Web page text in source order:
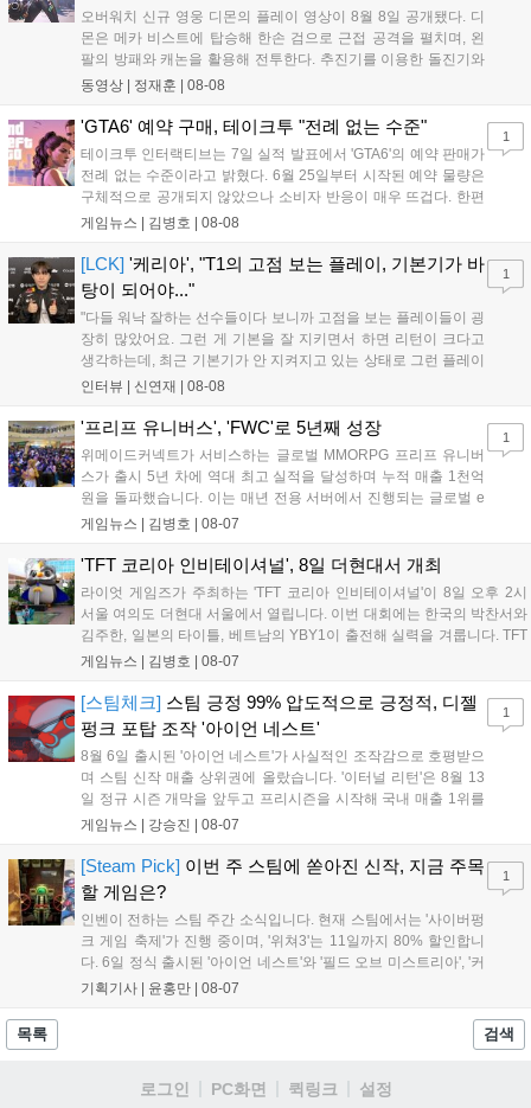
오버워치 신규 영웅 디몬의 플레이 영상이 8월 8일 공개됐다. 디
몬은 메카 비스트에 탑승해 한손 검으로 근접 공격을 펼치며, 왼
팔의 방패와 캐논을 활용해 전투한다. 추진기를 이용한 돌진기와
참격 형태의 궁극기를 보유했고, 메카 파괴 시 맨몸으로 기관총을
산의 영웅들 업데이트를 통해 정식 출시될 예정이다....
동영상 | 정재훈 | 08-08
'GTA6' 예약 구매, 테이크투 "전례 없는 수준"
테이크투 인터랙티브는 7일 실적 발표에서 'GTA6'의 예약 판매가
전례 없는 수준이라고 밝혔다. 6월 25일부터 시작된 예약 물량은
구체적으로 공개되지 않았으나 소비자 반응이 매우 뜨겁다. 한편
11월 19일 PS5와 Xbox 시리즈 X|S로 정식 출시될 예정이며, 록
상 'Grand Theft Auto VI: An Extended Look'을 최초 공개할 계획
이다....
게임뉴스 | 김병호 | 08-08
1
[LCK] '케리아', "T1의 고점 보는 플레이, 기본기가 바
탕이 되어야..."
"다들 워낙 잘하는 선수들이다 보니까 고점을 보는 플레이들이 굉
장히 많았어요. 그런 게 기본을 잘 지키면서 하면 리턴이 크다고
생각하는데, 최근 기본기가 안 지켜지고 있는 상태로 그런 플레이
를 추구하다 보니까 팀적으로 안 좋은 사고가 계속 많이 났던 것
LoL 챔피언스 코리아(LCK)'...
인터뷰 | 신연재 | 08-08
1
'프리프 유니버스', 'FWC'로 5년째 성장
위메이드커넥트가 서비스하는 글로벌 MMORPG 프리프 유니버
스가 출시 5년 차에 역대 최고 실적을 달성하며 누적 매출 1천억
원을 돌파했습니다. 이는 매년 전용 서버에서 진행되는 글로벌 e
스포츠 대회 FWC의 영향이 큽니다. FWC는 이용자가 동일한 조
은 전년 대비 매출과 이용자 지표가 대폭 상승하는 성과를 냈습니
다. 오는 10월 필리핀 마닐라에서 총상금 11만 달러 규모의 제4회
FWC 그랜드 파이널이 개최될 예정이며, 위메이드커넥트는 이를
통해 커뮤니티 중심의 장기 성장 모델을 지속할 방침입니다....
게임뉴스 | 김병호 | 08-07
1
'TFT 코리아 인비테이셔널', 8일 더현대서 개최
라이엇 게임즈가 주최하는 'TFT 코리아 인비테이셔널'이 8일 오후 2시
서울 여의도 더현대 서울에서 열립니다. 이번 대회에는 한국의 박찬서와
김주한, 일본의 타이틀, 베트남의 YBY1이 출전해 실력을 겨룹니다. TFT
는 소속팀 없이 개인 자격으로 참가하는 독특한 대회 구조를 가지며, 누
17일까지 이어지는 이번 행사는 신규 세트 체험과 공연 등 다양한 즐길
거리를 제공하며, 이후 현대백화점 판교점에서도 행사가 이어질 예정입
니다. 연말에는 라스베이거스 오픈이 개최됩니다....
게임뉴스 | 김병호 | 08-07
[스팀체크] 스팀 긍정 99% 압도적으로 긍정적, 디젤
펑크 포탑 조작 '아이언 네스트'
8월 6일 출시된 '아이언 네스트'가 사실적인 조작감으로 호평받으
며 스팀 신작 매출 상위권에 올랐습니다. '이터널 리턴'은 8월 13
일 정규 시즌 개막을 앞두고 프리시즌을 시작해 국내 매출 1위를
기록했습니다. 25주년을 맞은 '고스트 리콘' 시리즈는 8월 6일 쇼
'마블 투혼: 파이팅 소울즈'와 레트로 수리 시뮬레이션 '리스토
리'도 스팀에 정식 출시되었습니다....
게임뉴스 | 강승진 | 08-07
1
[Steam Pick] 이번 주 스팀에 쏟아진 신작, 지금 주목
할 게임은?
인벤이 전하는 스팀 주간 소식입니다. 현재 스팀에서는 '사이버펑
크 게임 축제'가 진행 중이며, '위쳐3'는 11일까지 80% 할인합니
다. 6일 정식 출시된 '아이언 네스트'와 '필드 오브 미스트리아', '커
세어 코브'가 호평받고 있습니다. 한편, 7일 출시된 '마블 투혼'은
다. 유비소프트의 '고스트리콘: 와일드랜드'는 7년 만의 대규모 업
기획기사 | 윤홍만 | 08-07
1
목록 검색
로그인 PC화면 퀵링크 설정